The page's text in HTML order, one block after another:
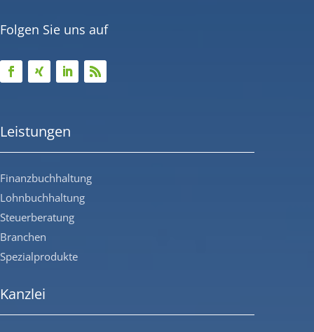
Folgen Sie uns auf
Leistungen
Finanzbuchhaltung
Lohnbuchhaltung
Steuerberatung
Branchen
Spezialprodukte
Kanzlei